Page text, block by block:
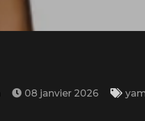
08 janvier 2026